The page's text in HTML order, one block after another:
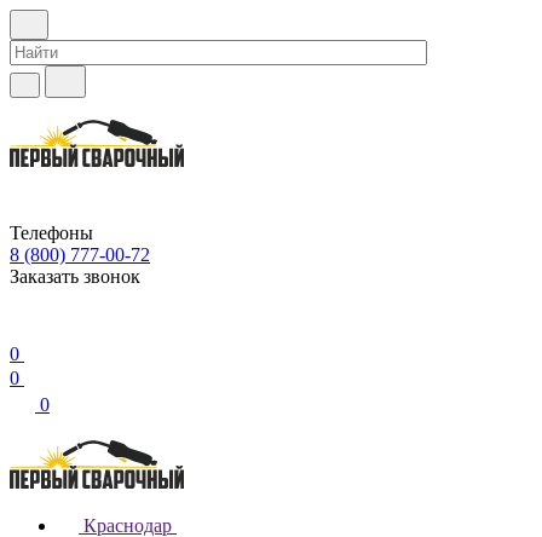
Телефоны
8 (800) 777-00-72
Заказать звонок
0
0
0
Краснодар